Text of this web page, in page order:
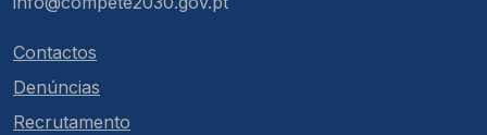
Contactos
Denúncias
Recrutamento